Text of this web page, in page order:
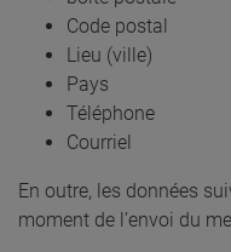
Code postal
Lieu (ville)
Pays
Téléphone
Courriel
En outre, les données
moment de l’envoi du